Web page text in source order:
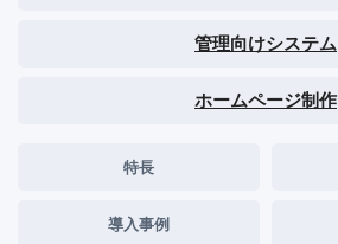
管理向けシステム
ホームページ制作
特長
導入事例